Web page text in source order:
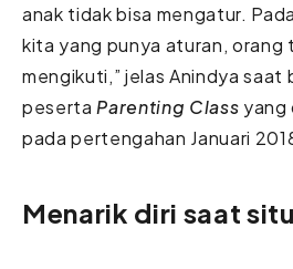
anak tidak bisa mengatur.
kita yang punya aturan, orang
mengikuti,” jelas Anindya saat
peserta Parenting Class yang
pada pertengahan Januari
Menarik diri saat